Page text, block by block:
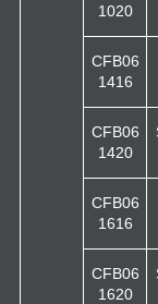
1020
CFB06
1416
CFB06
1420
CFB06
1616
CFB06
1620